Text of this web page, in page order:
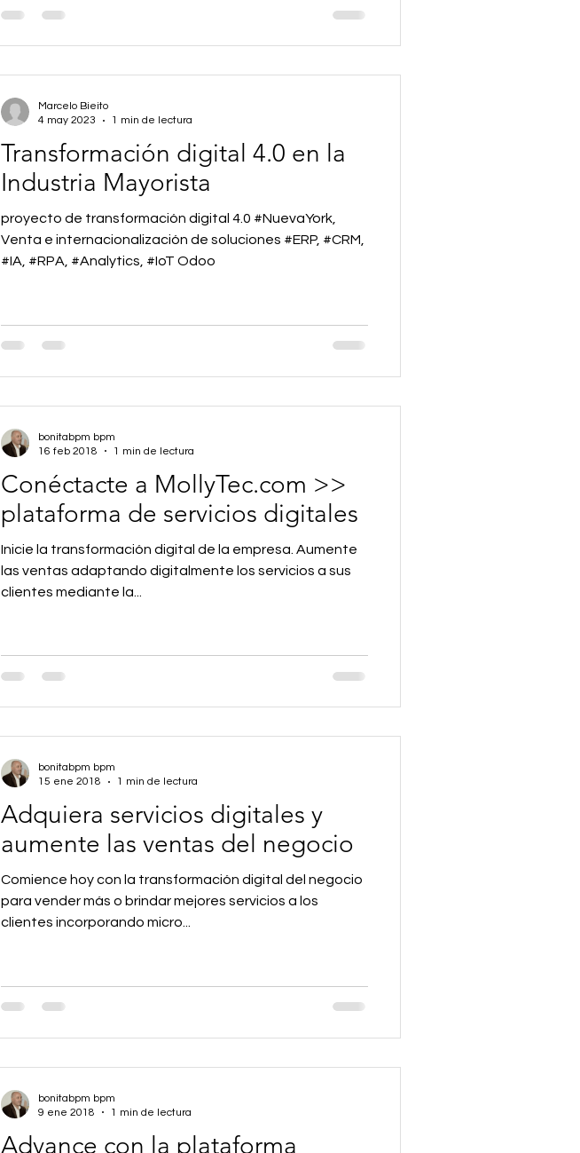
Transformación digital 4.0 en la
Industria Mayorista
proyecto de transformación digital 4.0 #NuevaYork,
Venta e internacionalización de soluciones #ERP, #CRM,
#IA, #RPA, #Analytics, #IoT Odoo
Marcelo Bieito
4 may 2023
1 min de lectura
Conéctacte a MollyTec.com >>
plataforma de servicios digitales
Inicie la transformación digital de la empresa. Aumente
las ventas adaptando digitalmente los servicios a sus
clientes mediante la...
bonitabpm bpm
16 feb 2018
1 min de lectura
Adquiera servicios digitales y
aumente las ventas del negocio
Comience hoy con la transformación digital del negocio
para vender más o brindar mejores servicios a los
clientes incorporando micro...
bonitabpm bpm
15 ene 2018
1 min de lectura
Advance con la plataforma
bonitabpm bpm
9 ene 2018
1 min de lectura